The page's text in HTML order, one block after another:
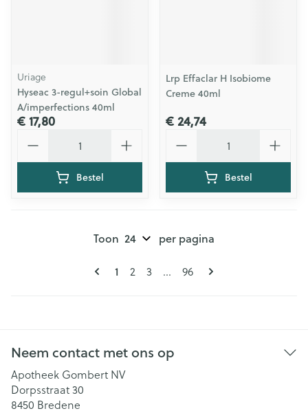
Uriage
Hyseac 3-regul+soin Global
A/imperfections 40ml
€ 17,80
Bestel
Lrp Effaclar H Isobiome
Creme 40ml
€ 24,74
Bestel
Pagina's
U lees momenteel pagina
1 Pagina
2 Pagina
3 ... Pagina
96
Toon per pagina
Neem contact met ons op
Apotheek Gombert NV
Dorpsstraat 30
8450 Bredene